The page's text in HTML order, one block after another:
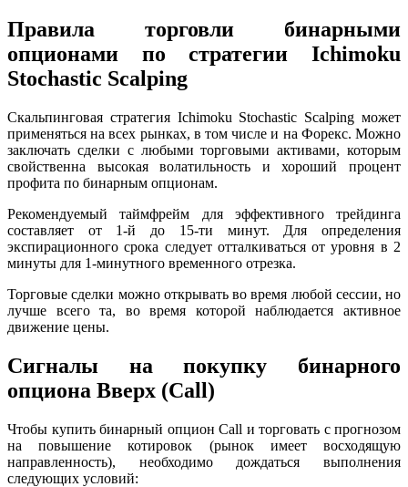
Правила торговли бинарными
опционами по стратегии Ichimoku
Stochastic Scalping
Скальпинговая стратегия Ichimoku Stochastic Scalping может
применяться на всех рынках, в том числе и на Форекс. Можно
заключать сделки с любыми торговыми активами, которым
свойственна высокая волатильность и хороший процент
профита по бинарным опционам.
Рекомендуемый таймфрейм для эффективного трейдинга
составляет от 1-й до 15-ти минут. Для определения
экспирационного срока следует отталкиваться от уровня в 2
минуты для 1-минутного временного отрезка.
Торговые сделки можно открывать во время любой сессии, но
лучше всего та, во время которой наблюдается активное
движение цены.
Сигналы на покупку бинарного
опциона Вверх (Call)
Чтобы купить бинарный опцион Call и торговать с прогнозом
на повышение котировок (рынок имеет восходящую
направленность), необходимо дождаться выполнения
следующих условий: